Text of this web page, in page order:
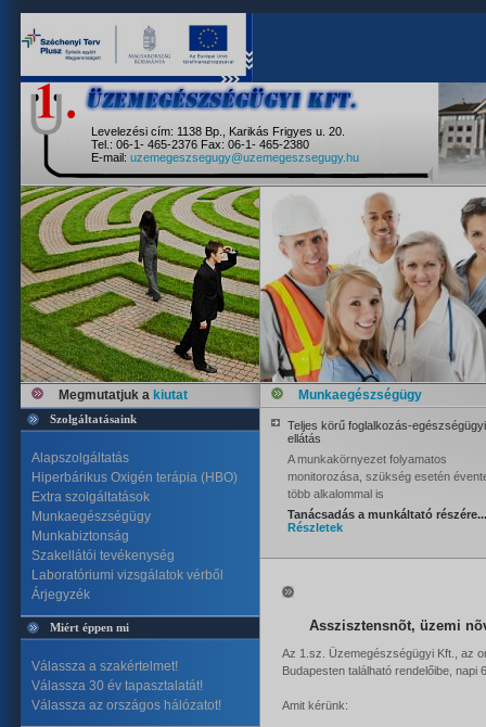
Levelezési cím: 1138 Bp., Karikás Frigyes u. 20.
Tel.: 06-1- 465-2376 Fax: 06-1- 465-2380
E-mail: uzemegeszsegugy@uzemegeszsegugy.hu
Megmutatjuk a kiutat
Szolgáltatásaink
Alapszolgáltatás
Hiperbárikus Oxigén terápia (HBO)
Extra szolgáltatások
Munkaegészségügy
Munkabiztonság
Szakellátói tevékenység
Laboratóriumi vizsgálatok vérből
Árjegyzék
Miért éppen mi
Válassza a szakértelmet!
Válassza 30 év tapasztalatát!
Válassza az országos hálózatot!
Munkaegészségügy
Teljes körű foglalkozás-egészségügyi
ellátás
A munkakörnyezet folyamatos
monitorozása, szükség esetén
több alkalommal is
Tanácsadás a munkáltató részére...
Részletek
Asszisztensnõt, üzemi
Az 1.sz. Üzemegészségügyi Kft., az
Budapesten található rendelőibe, napi
Amit kérünk: